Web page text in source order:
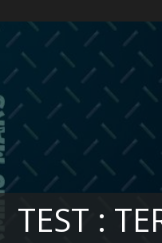
TEST :